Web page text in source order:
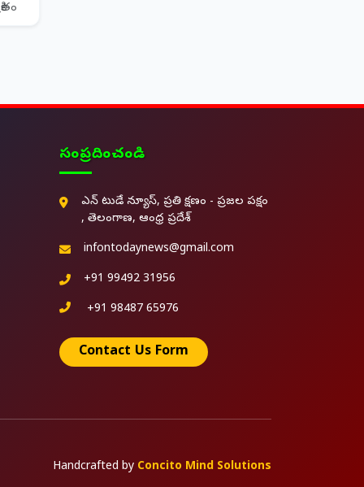
సంప్రదించండి
ఎన్ టుడే న్యూస్, ప్రతి క్షణం - ప్రజల పక్షం
, తెలంగాణ, ఆంధ్ర ప్రదేశ్
infontodaynews@gmail.com
+91 99492 31956
+91 98487 65976
Contact Us Form
Handcrafted by Concito Mind Solutions